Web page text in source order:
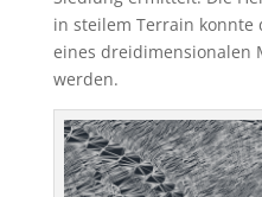
in steilem Terrain konnte
eines dreidimensionalen
werden.